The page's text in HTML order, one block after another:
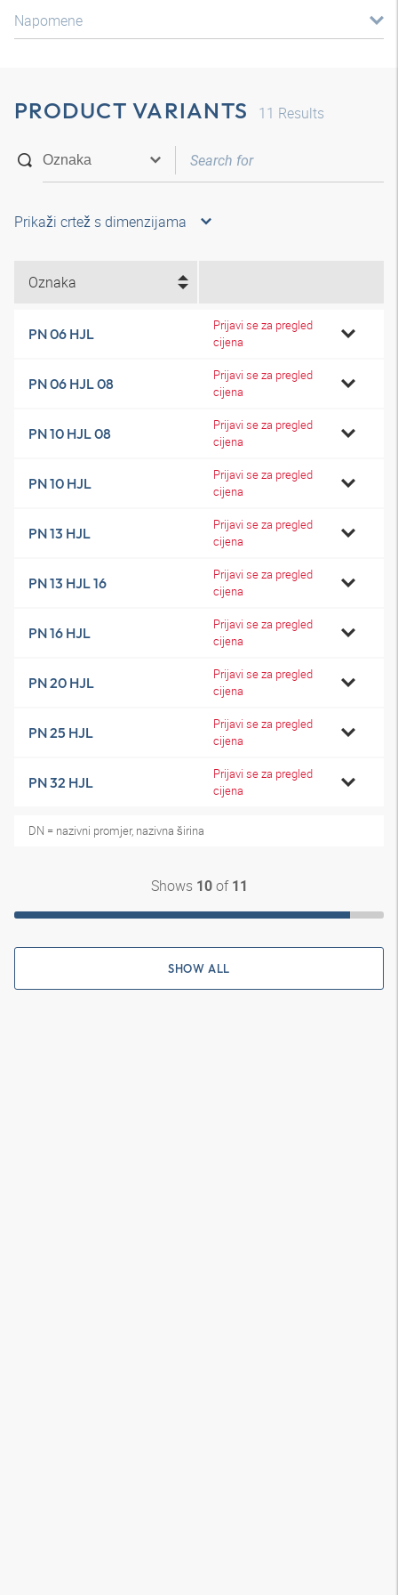
Napomene
PRODUCT VARIANTS 11 Results
Prikaži crtež s dimenzijama
Oznaka
PN 06 HJL
Prijavi se za pregled
cijena
PN 06 HJL 08
Prijavi se za pregled
cijena
PN 10 HJL 08
Prijavi se za pregled
cijena
PN 10 HJL
Prijavi se za pregled
cijena
PN 13 HJL
Prijavi se za pregled
cijena
PN 13 HJL 16
Prijavi se za pregled
cijena
PN 16 HJL
Prijavi se za pregled
cijena
PN 20 HJL
Prijavi se za pregled
cijena
PN 25 HJL
Prijavi se za pregled
cijena
PN 32 HJL
Prijavi se za pregled
cijena
DN = nazivni promjer, nazivna širina
Shows 10of 11
SHOW ALL